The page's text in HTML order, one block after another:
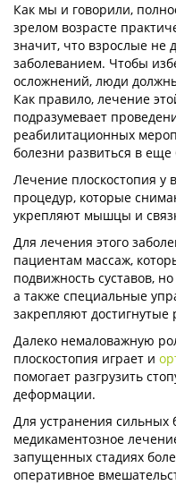
Как мы и говорили,
зрелом возрасте
значит, что взрослые не
заболеванием. Чтобы
осложнений, люди
Как правило, лечение
подразумевает
реабилитационных
болезни развиться в
Лечение плоскостопия у
процедур, которые
укрепляют мышцы и
Для лечения этого
пациентам массаж,
подвижность суставов,
а также специальные
закрепляют достигнутые
Далеко немаловажную
плоскостопия играет и
помогает разгрузить
деформации.
Для устранения сильных
медикаментозное
запущенных стадиях
оперативное